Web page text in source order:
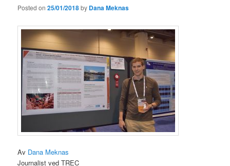
Posted on25/01/2018by Dana Meknas
Av Dana Meknas
Journalist ved TREC